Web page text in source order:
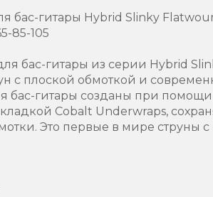
бас-гитары Hybrid Slinky
85-105
бас-гитары из серии Hybrid
с плоской обмоткой и
бас-гитары созданы при
Cobalt Underwraps,
Это первые в мире струны